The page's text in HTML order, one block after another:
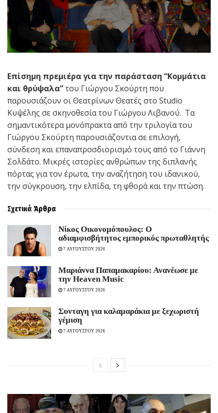
Επίσημη πρεμιέρα για την παράσταση “Κομμάτια
και θρύψαλα”του Γιώργου Σκούρτη που
παρουσιάζουν οι Θεατρίνων Θεατές στο Studio
Κυψέλης σε σκηνοθεσία του Γιώργου Λιβανού. Τα
σημαντικότερα μονόπρακτα από την τριλογία του
Γιώργου Σκούρτη παρουσιάζοντια σε επιλογή,
σύνδεση και επαναπροσδιορισμό τους από το Γιάννη
Σολδάτο. Μικρές ιστορίες ανθρώπων της διπλανής
πόρτας για τον έρωτα, την αναζήτηση του ιδανικού,
την σύγκρουση, την ελπίδα, τη φθορά και την πτώση.
Σχετικά Άρθρα
Νίκος Οικονομόπουλος: Ο
αδιαμφισβήτητος εμπορικός πρωταθλητής
7 ΑΥΓΟΥΣΤΟΥ 2026
Μαριάννα Παπαμακαρίου: Ανανέωσε με
την Heaven Music
7 ΑΥΓΟΥΣΤΟΥ 2026
Συνταγη για καλαμαράκια με ξεχωριστή
γέμιση
7 ΑΥΓΟΥΣΤΟΥ 2026